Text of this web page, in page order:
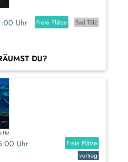
Uhr Freie Plätze
Bad Tölz
DU?
Uhr
Freie Plätze
vortrag